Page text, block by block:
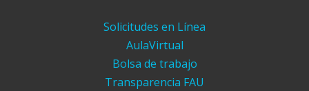
Solicitudes en Línea
AulaVirtual
Bolsa de trabajo
Transparencia FAU